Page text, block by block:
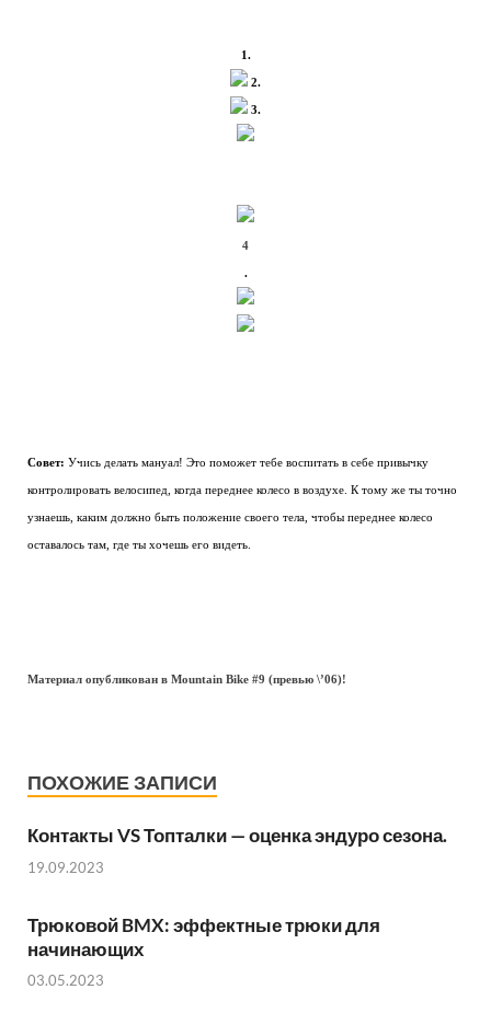
1.
2.
3.
4
.
Совет: Учись делать мануал! Это поможет тебе воспитать в себе привычку
контролировать велосипед, когда переднее колесо в воздухе. К тому же ты точно
узнаешь, каким должно быть положение своего тела, чтобы переднее колесо
оставалось там, где ты хочешь его видеть.
Материал опубликован в Mountain Bike #9 (превью \’06)!
ПОХОЖИЕ ЗАПИСИ
Контакты VS Топталки — оценка эндуро сезона.
19.09.2023
Трюковой BMX: эффектные трюки для
начинающих
03.05.2023